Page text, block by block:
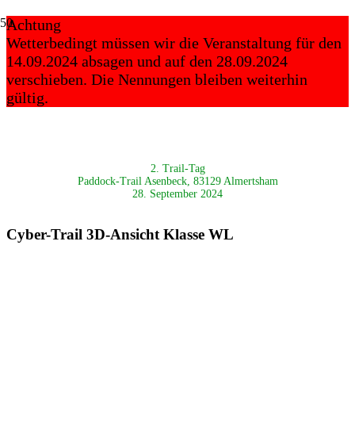
Achtung
Wetterbedingt müssen wir die Veranstaltung für den
14.09.2024 absagen und auf den 28.09.2024
verschieben. Die Nennungen bleiben weiterhin
gültig.
2. Trail-Tag
Paddock-Trail Asenbeck, 83129 Almertsham
28. September 2024
Cyber-Trail 3D-Ansicht Klasse WL